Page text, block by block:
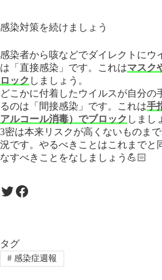
感染対策を続けましょう
感染者から咳などでダイレクトにウ
は「直接感染」です。これはマスク
ロック しましょう。
どこかに付着したウイルスが自分の
るのは「間接感染」です。これは手
アルコール消毒）でブロック しまし
3密は本来リスクが高くないものま
況です。やるべきことはこれまでと
なすべきことをなしましょう💪🏻
Twitter Facebook
タグ
#感染症週報